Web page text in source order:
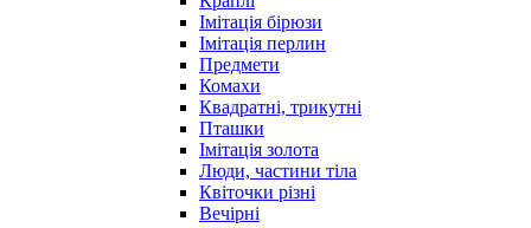
Імітація бірюзи
Імітація перлин
Предмети
Комахи
Квадратні, трикутні
Пташки
Імітація золота
Люди, частини тіла
Квіточки різні
Вечірні